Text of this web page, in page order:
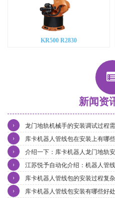
KR500 R2830
新闻资
龙门地轨机械手的安装调试过程
›
库卡机器人管线包在安装上有哪
›
介绍一下：库卡机器人龙门地轨
›
江苏悦予自动化介绍：机器人管
›
库卡机器人管线包的安装过程复
›
库卡机器人管线包安装有哪些好
›